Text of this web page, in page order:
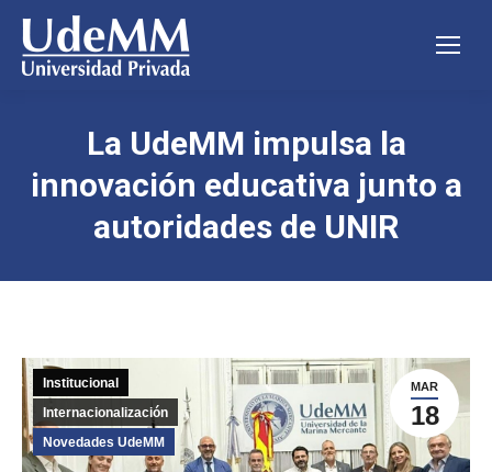
La UdeMM impulsa la
innovación educativa junto a
autoridades de UNIR
MAR
18
Institucional
Internacionalización
Novedades UdeMM